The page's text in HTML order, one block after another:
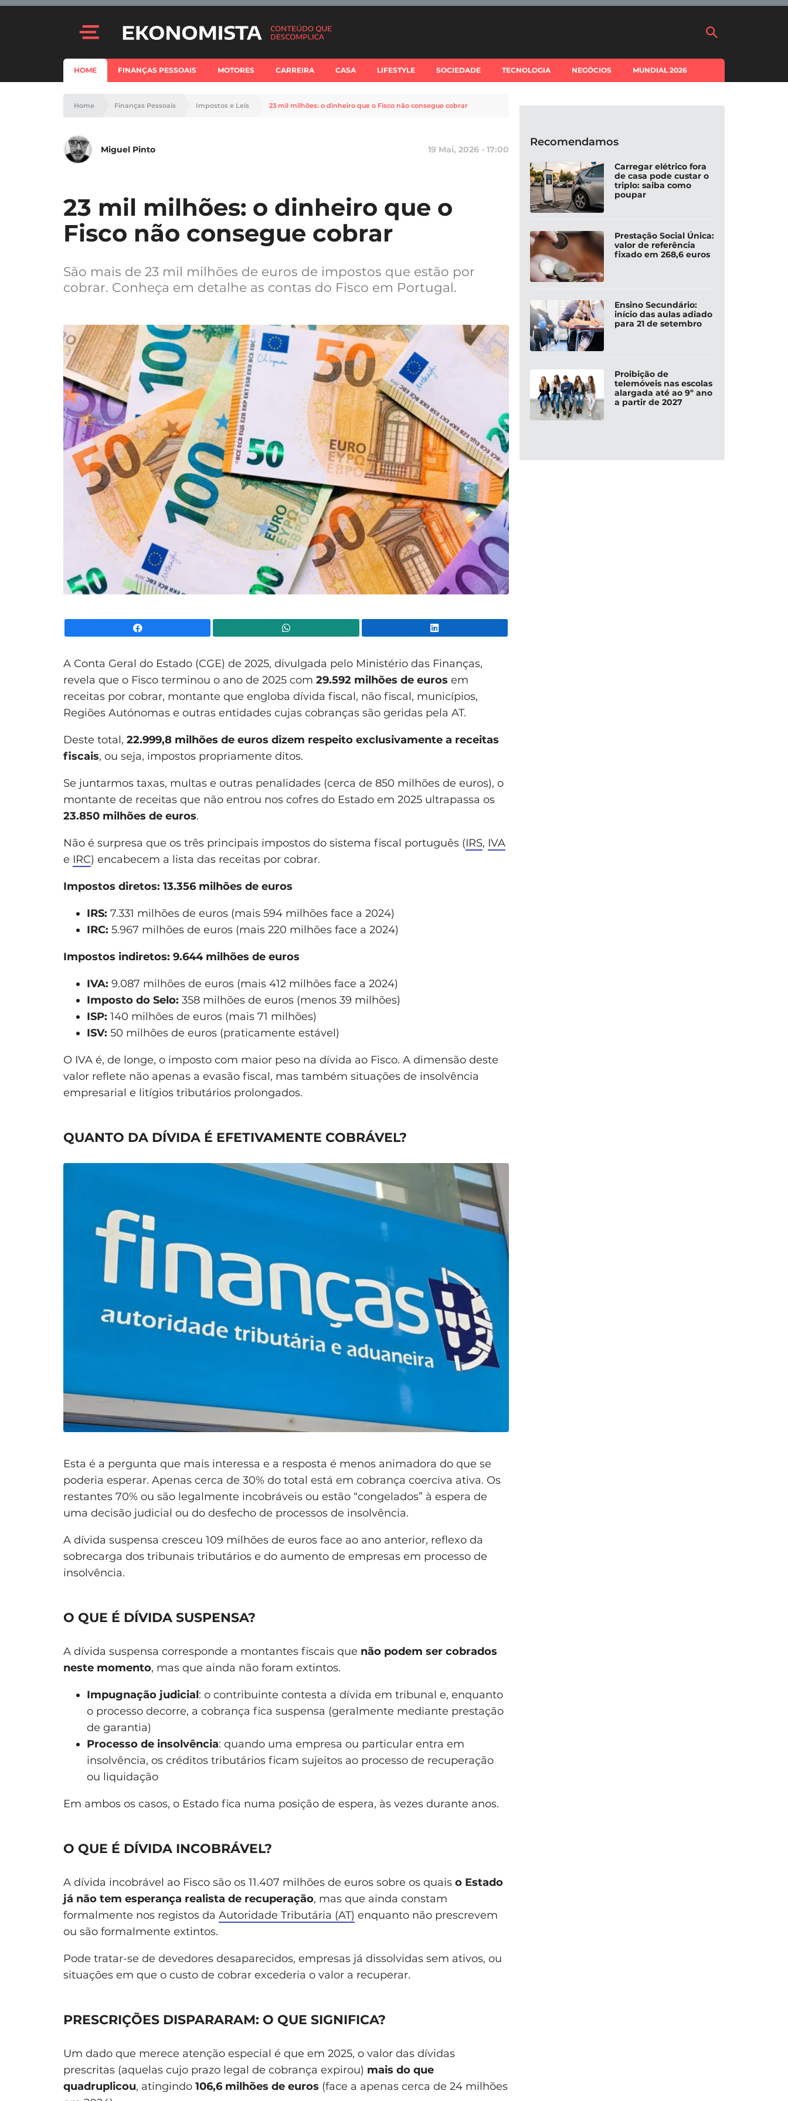
HOME FINANÇAS PESSOAIS MOTORES CARREIRA CASA LIFESTYLE SOCIEDADE TECNOLOGIA NEGÓCIOS MUNDIAL 2026
Home Finanças Pessoais Impostos e Leis 23 mil milhões: o dinheiro que o Fisco não consegue cobrar
Miguel Pinto 19 Mai, 2026 - 17:00
23 mil milhões: o dinheiro que o
Fisco não consegue cobrar
São mais de 23 mil milhões de euros de impostos que estão por
cobrar. Conheça em detalhe as contas do Fisco em Portugal.
A Conta Geral do Estado (CGE) de 2025, divulgada pelo Ministério das Finanças,
revela que o Fisco terminou o ano de 2025 com 29.592 milhões de euros em
receitas por cobrar, montante que engloba dívida fiscal, não fiscal, municípios,
Regiões Autónomas e outras entidades cujas cobranças são geridas pela AT.
Deste total, 22.999,8 milhões de euros dizem respeito exclusivamente a receitas
fiscais, ou seja, impostos propriamente ditos.
Se juntarmos taxas, multas e outras penalidades (cerca de 850 milhões de euros), o
montante de receitas que não entrou nos cofres do Estado em 2025 ultrapassa os
23.850 milhões de euros.
Não é surpresa que os três principais impostos do sistema fiscal português (IRS, IVA
e IRC) encabecem a lista das receitas por cobrar.
Impostos diretos: 13.356 milhões de euros
IRS: 7.331 milhões de euros (mais 594 milhões face a 2024)
IRC: 5.967 milhões de euros (mais 220 milhões face a 2024)
Impostos indiretos: 9.644 milhões de euros
IVA: 9.087 milhões de euros (mais 412 milhões face a 2024)
Imposto do Selo: 358 milhões de euros (menos 39 milhões)
ISP: 140 milhões de euros (mais 71 milhões)
ISV: 50 milhões de euros (praticamente estável)
O IVA é, de longe, o imposto com maior peso na dívida ao Fisco. A dimensão deste
valor reflete não apenas a evasão fiscal, mas também situações de insolvência
empresarial e litígios tributários prolongados.
QUANTO DA DÍVIDA É EFETIVAMENTE COBRÁVEL?
Esta é a pergunta que mais interessa e a resposta é menos animadora do que se
poderia esperar. Apenas cerca de 30% do total está em cobrança coerciva ativa. Os
restantes 70% ou são legalmente incobráveis ou estão “congelados” à espera de
uma decisão judicial ou do desfecho de processos de insolvência.
A dívida suspensa cresceu 109 milhões de euros face ao ano anterior, reflexo da
sobrecarga dos tribunais tributários e do aumento de empresas em processo de
insolvência.
O QUE É DÍVIDA SUSPENSA?
A dívida suspensa corresponde a montantes fiscais que não podem ser cobrados
neste momento, mas que ainda não foram extintos.
Impugnação judicial: o contribuinte contesta a dívida em tribunal e, enquanto
o processo decorre, a cobrança fica suspensa (geralmente mediante prestação
de garantia)
Processo de insolvência: quando uma empresa ou particular entra em
insolvência, os créditos tributários ficam sujeitos ao processo de recuperação
ou liquidação
Em ambos os casos, o Estado fica numa posição de espera, às vezes durante anos.
O QUE É DÍVIDA INCOBRÁVEL?
A dívida incobrável ao Fisco são os 11.407 milhões de euros sobre os quais o Estado
já não tem esperança realista de recuperação, mas que ainda constam
formalmente nos registos da Autoridade Tributária (AT) enquanto não prescrevem
ou são formalmente extintos.
Pode tratar-se de devedores desaparecidos, empresas já dissolvidas sem ativos, ou
situações em que o custo de cobrar excederia o valor a recuperar.
PRESCRIÇÕES DISPARARAM: O QUE SIGNIFICA?
Um dado que merece atenção especial é que em 2025, o valor das dívidas
prescritas (aquelas cujo prazo legal de cobrança expirou) mais do que
quadruplicou, atingindo 106,6 milhões de euros (face a apenas cerca de 24 milhões
Recomendamos
Carregar elétrico fora
de casa pode custar o
triplo: saiba como
poupar
Prestação Social Única:
valor de referência
fixado em 268,6 euros
Ensino Secundário:
início das aulas adiado
para 21 de setembro
Proibição de
telemóveis nas escolas
alargada até ao 9º ano
a partir de 2027